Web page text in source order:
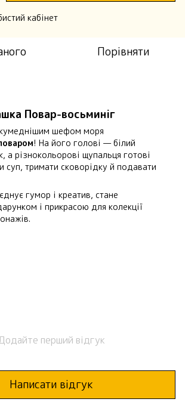
кабінет
Порівняти
Повар-восьминіг
шефом моря
! На його голові — білий
а різнокольорові щупальця готові
суп, тримати сковорідку й подавати
гумор і креатив, стане
і прикрасою для колекції
перший відгук
Написати відгук